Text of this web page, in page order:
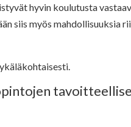
hyvin koulutusta
siis myös mahdollisuuksia